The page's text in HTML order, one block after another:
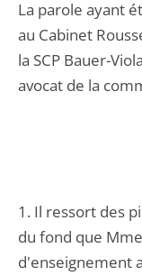
La parole ayant
au Cabinet
la SCP Bauer-
avocat de la
1. Il ressort des
du fond que
d'enseignement